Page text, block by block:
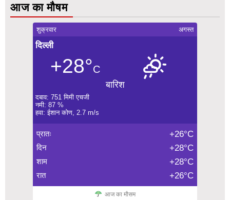
आज का मौषम
शुक्रवार अगस्त
दिल्ली
+28°C
बारिश
दबाव: 751 मिमी एचजी
नमी: 87 %
हवा: ईशान कोण, 2.7 m/s
प्रातः +26°C
दिन +28°C
शाम +28°C
रात +26°C
आज का मौसम